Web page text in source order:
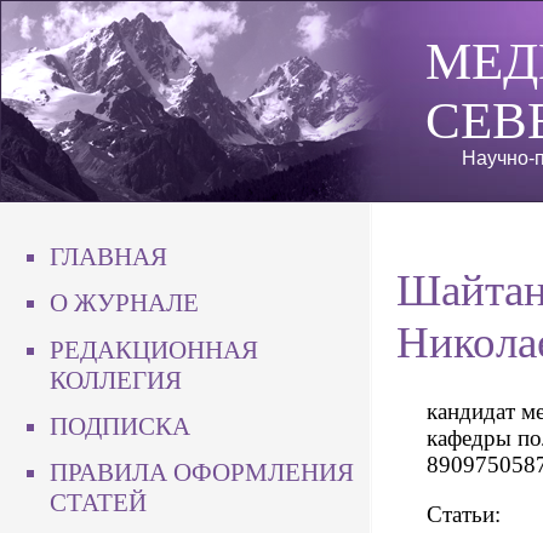
Научно-
ГЛАВНАЯ
О ЖУРНАЛЕ
РЕДАКЦИОННАЯ
КОЛЛЕГИЯ
ПОДПИСКА
ПРАВИЛА ОФОРМЛЕНИЯ
СТАТЕЙ
кандидат
кафедры
Статьи: